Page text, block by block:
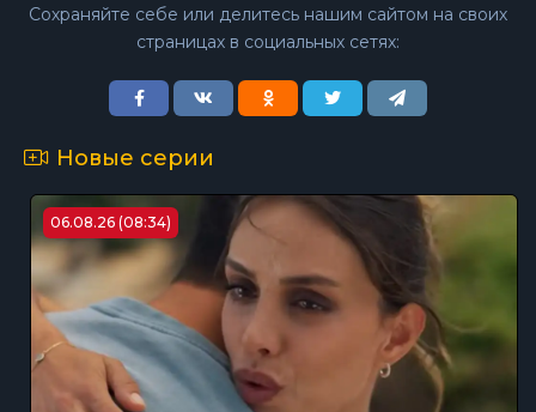
Сохраняйте себе или делитесь нашим сайтом на своих
страницах в социальных сетях:
Новые серии
06.08.26 (08:34)